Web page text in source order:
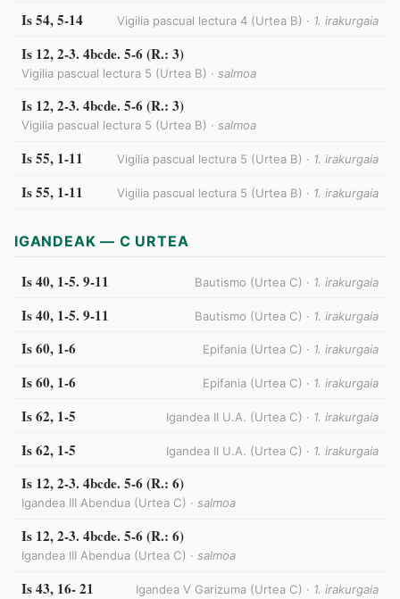
Is 54, 5-14 Vigilia pascual lectura 4 (Urtea B) · 1. irakurgaia
Is 12, 2-3. 4bcde. 5-6 (R.: 3)
Vigilia pascual lectura 5 (Urtea B) · salmoa
Is 12, 2-3. 4bcde. 5-6 (R.: 3)
Vigilia pascual lectura 5 (Urtea B) · salmoa
Is 55, 1-11 Vigilia pascual lectura 5 (Urtea B) · 1. irakurgaia
Is 55, 1-11 Vigilia pascual lectura 5 (Urtea B) · 1. irakurgaia
IGANDEAK — C URTEA
Is 40, 1-5. 9-11 Bautismo (Urtea C) · 1. irakurgaia
Is 40, 1-5. 9-11 Bautismo (Urtea C) · 1. irakurgaia
Is 60, 1-6 Epifania (Urtea C) · 1. irakurgaia
Is 60, 1-6 Epifania (Urtea C) · 1. irakurgaia
Is 62, 1-5 Igandea II U.A. (Urtea C) · 1. irakurgaia
Is 62, 1-5 Igandea II U.A. (Urtea C) · 1. irakurgaia
Is 12, 2-3. 4bcde. 5-6 (R.: 6)
Igandea III Abendua (Urtea C) · salmoa
Is 12, 2-3. 4bcde. 5-6 (R.: 6)
Igandea III Abendua (Urtea C) · salmoa
Is 43, 16- 21 Igandea V Garizuma (Urtea C) · 1. irakurgaia